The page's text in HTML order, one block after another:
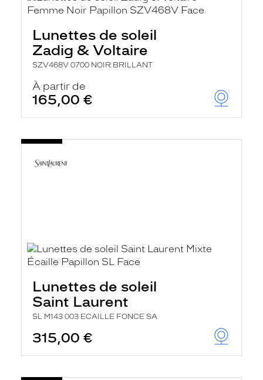
Lunettes de soleil
Zadig & Voltaire
SZV468V 0700 NOIR BRILLANT
À partir de
165,00 €
Lunettes de soleil
Saint Laurent
SL M143 003 ECAILLE FONCE SA
315,00 €